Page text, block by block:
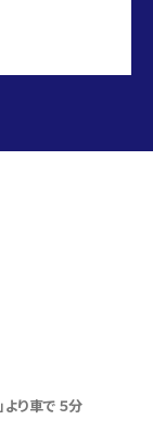
り車で５分